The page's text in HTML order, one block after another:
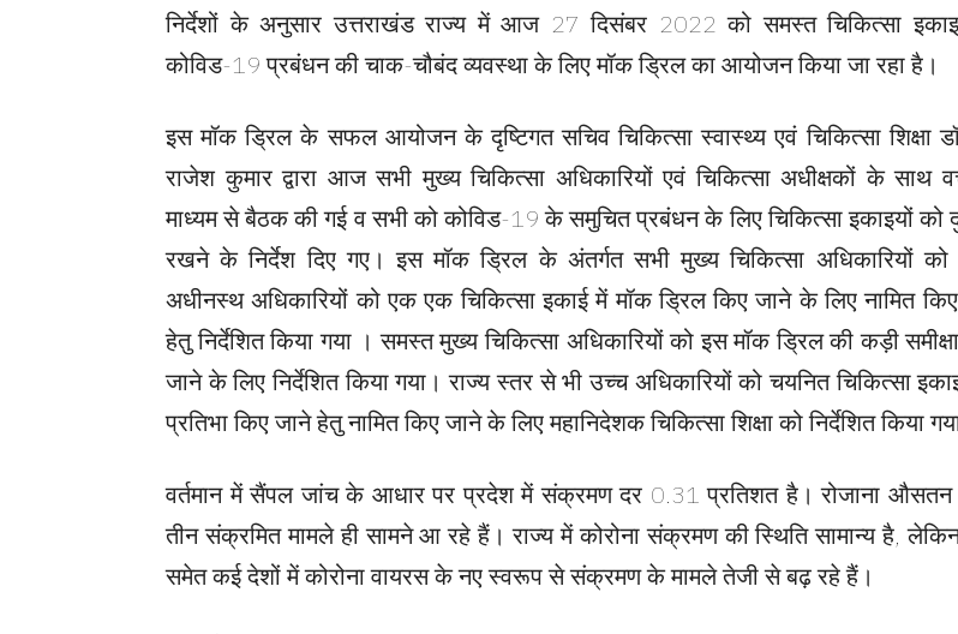
निर्देशों के अनुसार उत्तराखंड राज्य में आज 27 दिसंबर 2022 को समस्त चिकित्सा
कोविड-19 प्रबंधन की चाक-चौबंद व्यवस्था के लिए मॉक ड्रिल का आयोजन किया जा रहा है।
इस मॉक ड्रिल के सफल आयोजन के दृष्टिगत सचिव चिकित्सा स्वास्थ्य एवं चिकित्सा शिक्षा
राजेश कुमार द्वारा आज सभी मुख्य चिकित्सा अधिकारियों एवं चिकित्सा अधीक्षकों के साथ
माध्यम से बैठक की गई व सभी को कोविड-19 के समुचित प्रबंधन के लिए चिकित्सा इकाइयों को
रखने के निर्देश दिए गए। इस मॉक ड्रिल के अंतर्गत सभी मुख्य चिकित्सा अधिकारियों
अधीनस्थ अधिकारियों को एक एक चिकित्सा इकाई में मॉक ड्रिल किए जाने के लिए नामित
हेतु निर्देशित किया गया । समस्त मुख्य चिकित्सा अधिकारियों को इस मॉक ड्रिल की कड़ी
जाने के लिए निर्देशित किया गया। राज्य स्तर से भी उच्च अधिकारियों को चयनित चिकित्सा
प्रतिभा किए जाने हेतु नामित किए जाने के लिए महानिदेशक चिकित्सा शिक्षा को निर्देशित किया
वर्तमान में सैंपल जांच के आधार पर प्रदेश में संक्रमण दर 0.31 प्रतिशत है। रोजाना औसतन
तीन संक्रमित मामले ही सामने आ रहे हैं। राज्य में कोरोना संक्रमण की स्थिति सामान्य है,
समेत कई देशों में कोरोना वायरस के नए स्वरूप से संक्रमण के मामले तेजी से बढ़ रहे हैं।